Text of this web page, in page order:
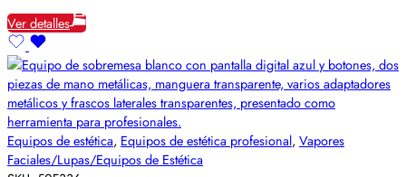
Ver detalles
Equipos de estética, Equipos de estética profesional, Vapores
Faciales/Lupas/Equipos de Estética